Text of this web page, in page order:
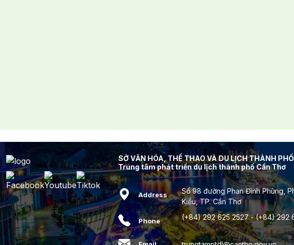
SỞ VĂN HÓA, THỂ THAO VÀ DU LỊCH THÀNH
Trung tâm phát triển du lịch thành phố Cần Thơ
Address
Số 98 đường Phan Đình Phùng,
Kiều, TP. Cần Thơ
Phone (+84) 292 625 2527 - (+84) 292